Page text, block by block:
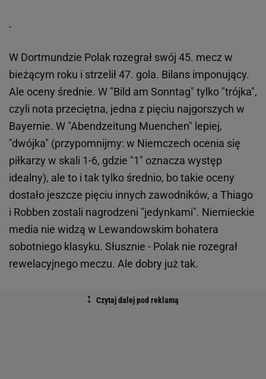
W Dortmundzie Polak rozegrał swój 45. mecz w
bieżącym roku i strzelił 47. gola. Bilans imponujący.
Ale oceny średnie. W "Bild am Sonntag" tylko "trójka",
czyli nota przeciętna, jedna z pięciu najgorszych w
Bayernie. W "Abendzeitung Muenchen" lepiej,
"dwójka" (przypomnijmy: w Niemczech ocenia się
piłkarzy w skali 1-6, gdzie "1" oznacza występ
idealny), ale to i tak tylko średnio, bo takie oceny
dostało jeszcze pięciu innych zawodników, a Thiago
i Robben zostali nagrodzeni "jedynkami". Niemieckie
media nie widzą w Lewandowskim bohatera
sobotniego klasyku. Słusznie - Polak nie rozegrał
rewelacyjnego meczu. Ale dobry już tak.